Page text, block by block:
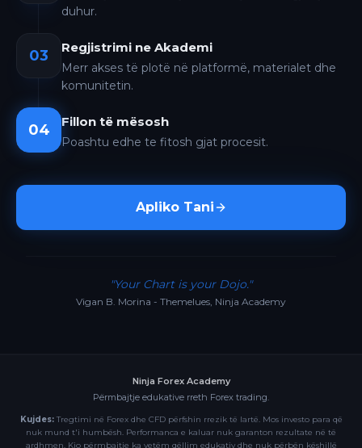
duhur.
03 Regjistrimi ne Akademi
Merr akses të plotë në platformë, materialet dhe
komunitetin.
04 Fillon të mësosh
Poashtu edhe te fitosh gjat procesit.
Apliko Tani
"Your Chart is your Dojo."
Vigan B. Morina - Themelues, Ninja Academy
Ninja Forex Academy
Përmbajtje edukative rreth Forex trading.
Kujdes:Tregtimi në Forex dhe CFD përfshin rrezik të lartë. Mos investo para që
nuk mund t'i humbësh. Performanca e kaluar nuk garanton rezultate në të
ardhmen. Kjo përmbajtje ka vetëm qëllim edukativ dhe nuk përbën këshillë